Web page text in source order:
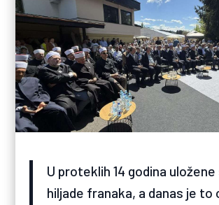
U proteklih 14 godina
hiljade franaka, a danas je to